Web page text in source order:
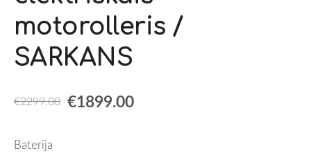
motorolleris /
SARKANS
€2299.00 €1899.00
Baterija